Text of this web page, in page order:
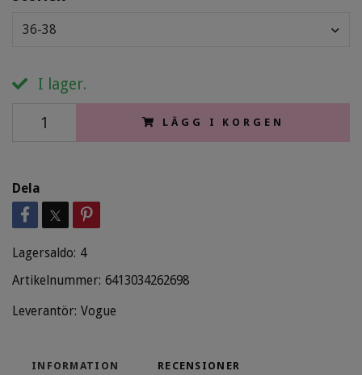
36-38
I lager.
LÄGG I KORGEN
Dela
Lagersaldo: 4
Artikelnummer: 6413034262698
Leverantör: Vogue
INFORMATION RECENSIONER